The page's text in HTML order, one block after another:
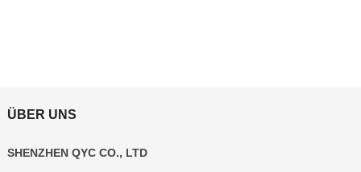
ÜBER UNS
SHENZHEN QYC CO., LTD